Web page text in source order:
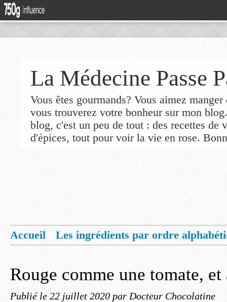
La Médecine Passe
Vous êtes gourmands? Vous aimez
vous trouverez votre bonheur sur mon
blog, c'est un peu de tout : des recettes de
d'épices, tout pour voir la vie en rose.
Accueil
Les ingrédients par ordre
Rouge comme une tomate, et
Publié le 22 juillet 2020 par Docteur Chocolatine